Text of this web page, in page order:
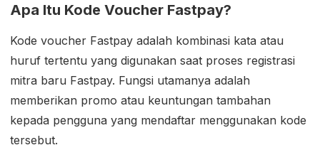
Apa Itu Kode Voucher Fastpay?
Kode voucher Fastpay adalah kombinasi kata atau
huruf tertentu yang digunakan saat proses registrasi
mitra baru Fastpay. Fungsi utamanya adalah
memberikan promo atau keuntungan tambahan
kepada pengguna yang mendaftar menggunakan kode
tersebut.